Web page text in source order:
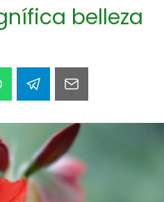
belleza